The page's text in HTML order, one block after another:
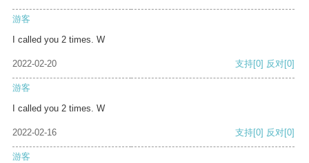
游客
I called you 2 times. W
2022-02-20 支持[0] 反对[0]
游客
I called you 2 times. W
2022-02-16 支持[0] 反对[0]
游客